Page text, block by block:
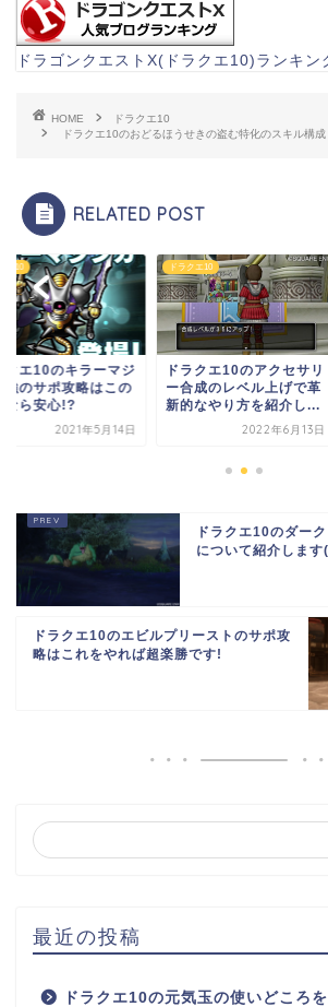
ドラゴンクエストX(ドラクエ10)ランキン
HOME
ドラクエ10
ドラクエ10のおどるほうせきの盗む特化のスキル構成
RELATED POST
エ10
クエ10のキラーマジ
強のサポ攻略はこの
なら安心!?
2021年5月14日
ドラクエ10
ドラクエ10のアクセサリ
ー合成のレベル上げで革
新的なやり方を紹介し...
2022年6月13日
ドラクエ10のダー
について紹介しま
ドラクエ10のエビルプリーストのサポ攻
略はこれをやれば超楽勝です!
最近の投稿
ドラクエ10の元気玉の使いどころ